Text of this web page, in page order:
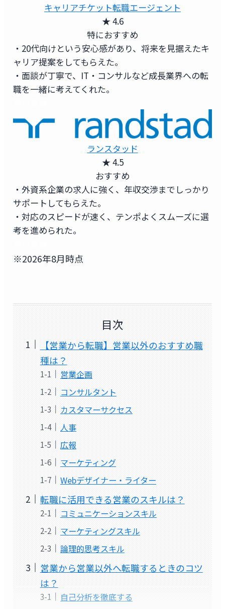
キャリアチケット転職エージェント
★ 4.6
特におすすめ
・20代向けという安心感があり、将来を見据えたキ
ャリア提案をしてもらえた。
・面談が丁寧で、IT・コンサルなど成長業界への転
職を一緒に考えてくれた。
ランスタッド
★ 4.5
おすすめ
・外資系企業の求人に強く、年収交渉までしっかり
サポートしてもらえた。
・対応のスピードが速く、テンポよくスムーズに選
考を進められた。
※2026年8月時点
目次
【営業から転職】営業以外のおすすめ職
種は？
営業企画
コンサルタント
カスタマーサクセス
人事
広報
マーケティング
Webデザイナー・ライター
転職に活用できる営業のスキルは？
コミュニケーションスキル
マーケティングスキル
論理的思考スキル
営業から営業以外へ転職するときのコツ
は？
自己分析を徹底する